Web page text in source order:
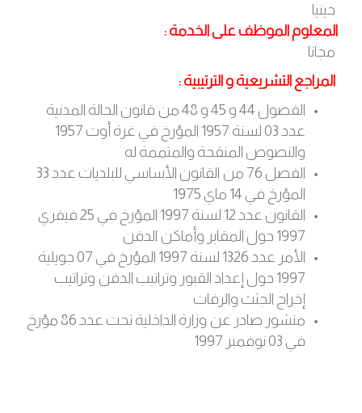
حينيا
المعلوم الموظف على الخدمة :
مجانا
المراجع التشريعية و الترتيبية:
الفصول 44 و 45 و 48 من قانون الحالة المدنية
عدد 03 لسنة 1957 المؤرخ في غرة أوت 1957
والنصوص المنقحة والمتممة له
الفصل 76 من القانون الأساسي للبلديات عدد 33
المؤرخ في 14 ماي 1975
القانون عدد 12 لسنة 1997 المؤرخ في 25 فيفري
1997 حول المقابر وأماكن الدفن
الأمر عدد 1326 لسنة 1997 المؤرخ في 07 جويلية
1997 حول إعداد القبور وتراتيب الدفن وتراتيب
إخراج الجثث والرفات
منشور صادر عن وزارة الداخلية تحت عدد 86 مؤرخ
في 03 نوفمبر 1997